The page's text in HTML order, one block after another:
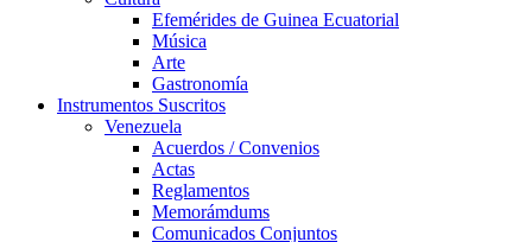
Efemérides de Guinea Ecuatorial
Música
Arte
Gastronomía
Instrumentos Suscritos
Venezuela
Acuerdos / Convenios
Actas
Reglamentos
Memorámdums
Comunicados Conjuntos